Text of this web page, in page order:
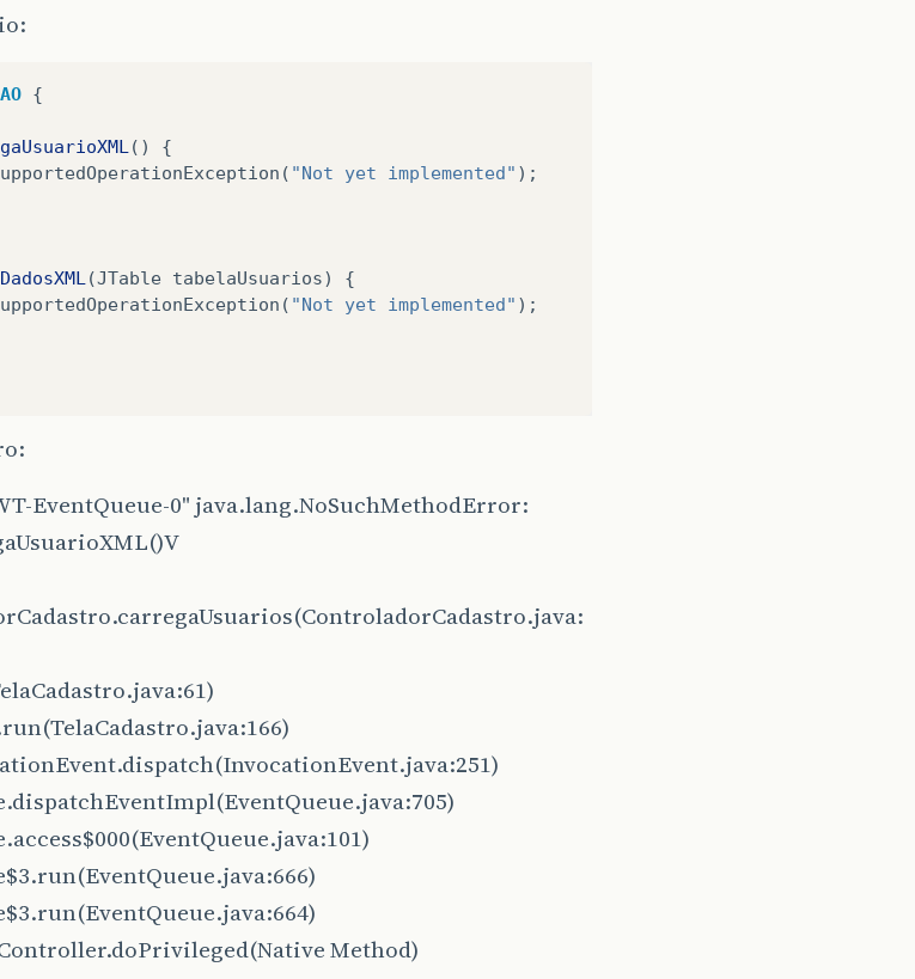
{
()
{
( "Not yet implemented" );
(JTable tabelaUsuarios)
{
( "Not yet implemented" );
EventQueue-0" java.lang.NoSuchMethodError:
Method)